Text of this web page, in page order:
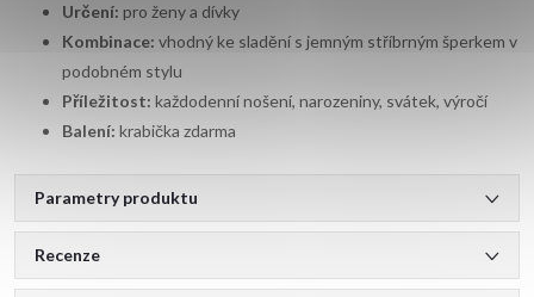
Určení: pro ženy a dívky
Kombinace: vhodný ke sladění s jemným stříbrným šperkem v
podobném stylu
Příležitost: každodenní nošení, narozeniny, svátek, výročí
Balení: krabička zdarma
Parametry produktu
Recenze